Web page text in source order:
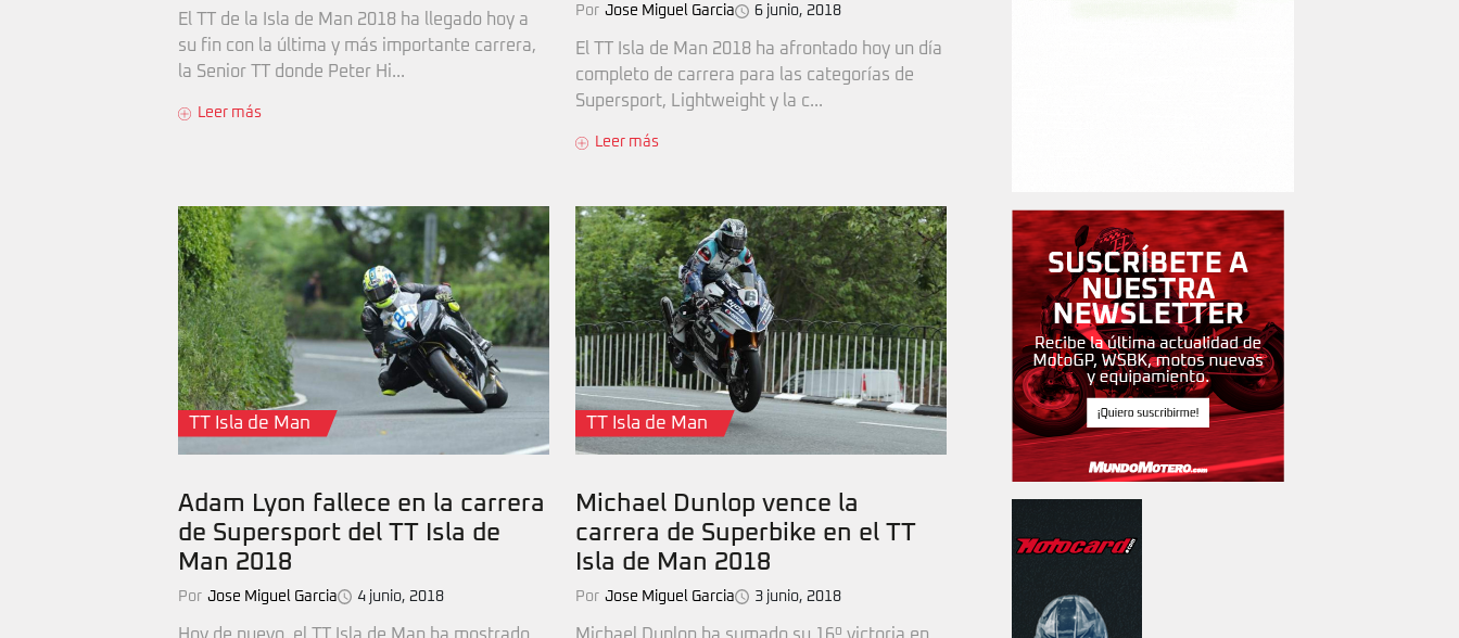
El TT de la Isla de Man 2018 ha llegado hoy a
su fin con la última y más importante carrera,
la Senior TT donde Peter Hi...
Leer más
Por Jose Miguel Garcia 6 junio, 2018
El TT Isla de Man 2018 ha afrontado hoy un día
completo de carrera para las categorías de
Supersport, Lightweight y la c...
Leer más
TT Isla de Man
Adam Lyon fallece en la carrera
de Supersport del TT Isla de
Man 2018
Por Jose Miguel Garcia 4 junio, 2018
Hoy de nuevo, el TT Isla de Man ha mostrado
TT Isla de Man
Michael Dunlop vence la
carrera de Superbike en el TT
Isla de Man 2018
Por Jose Miguel Garcia 3 junio, 2018
Michael Dunlop ha sumado su 16º victoria en